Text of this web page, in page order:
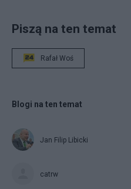
Piszą na ten temat
Rafał Woś
Blogi na ten temat
Jan Filip Libicki
catrw